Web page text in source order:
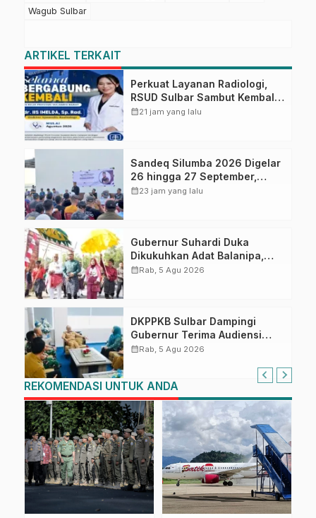
Wagub Sulbar
ARTIKEL TERKAIT
Perkuat Layanan Radiologi,
RSUD Sulbar Sambut Kembali
dr. Iis Imelda, Sp.Rad
calendar_month21 jam yang lalu
Sandeq Silumba 2026 Digelar
26 hingga 27 September,
Rangkaian HUT Sulbar
calendar_month23 jam yang lalu
Gubernur Suhardi Duka
Dikukuhkan Adat Balanipa,
Raih Gelar Sulo Tappidena
calendar_monthRab, 5 Agu 2026
DKPPKB Sulbar Dampingi
Gubernur Terima Audiensi
Kepala Rumah Sakit TK. III
calendar_monthRab, 5 Agu 2026
REKOMENDASI UNTUK ANDA